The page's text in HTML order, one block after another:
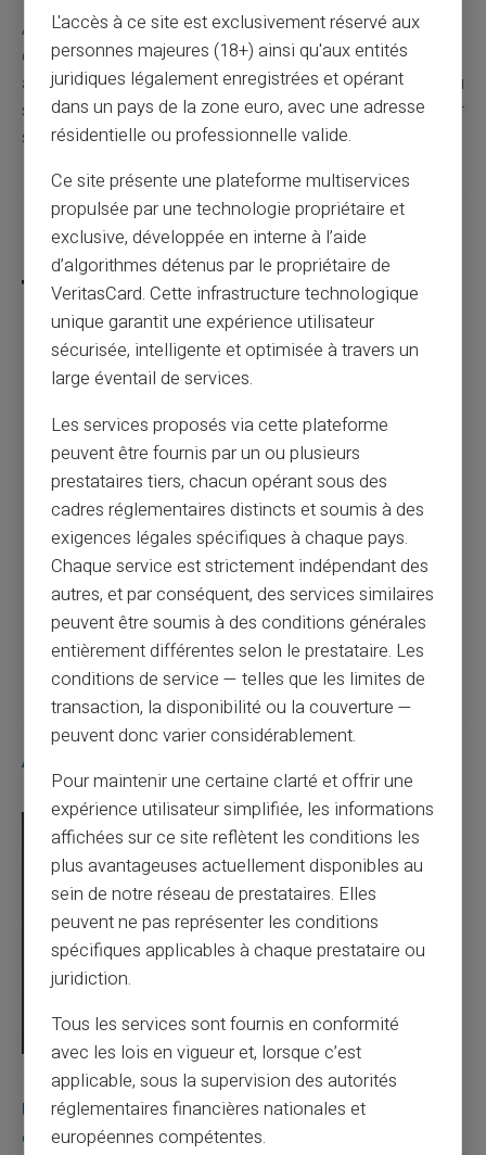
Avoir une carte prépayée comme Veritas représente
donc un choix intelligent pour ceux qui recherchent une
alternative pratique aux circuits bancaires classiques, ou
souhaitant simplement maximiser leur contrôle financier
sans complications ni exigences élevées.
Partager cet article
Guide complet sur la carte prépayée pour
les paiements internationaux
Article précédent
Guide complet pour choisir la meilleure
carte prépayée pour enfants mineurs
Article suivant
Articles similaires
03/08/2026 Veritas Carte prépayée
Une carte bancaire gratuite sans compte, ça
existe ?
L'accès à ce site est exclusivement réservé aux
personnes majeures (18+) ainsi qu'aux entités
juridiques légalement enregistrées et opérant
dans un pays de la zone euro, avec une adresse
résidentielle ou professionnelle valide.
Ce site présente une plateforme multiservices
propulsée par une technologie propriétaire et
exclusive, développée en interne à l’aide
d’algorithmes détenus par le propriétaire de
VeritasCard. Cette infrastructure technologique
unique garantit une expérience utilisateur
sécurisée, intelligente et optimisée à travers un
large éventail de services.
Les services proposés via cette plateforme
peuvent être fournis par un ou plusieurs
prestataires tiers, chacun opérant sous des
cadres réglementaires distincts et soumis à des
exigences légales spécifiques à chaque pays.
Chaque service est strictement indépendant des
autres, et par conséquent, des services similaires
peuvent être soumis à des conditions générales
entièrement différentes selon le prestataire. Les
conditions de service — telles que les limites de
transaction, la disponibilité ou la couverture —
peuvent donc varier considérablement.
Pour maintenir une certaine clarté et offrir une
expérience utilisateur simplifiée, les informations
affichées sur ce site reflètent les conditions les
plus avantageuses actuellement disponibles au
sein de notre réseau de prestataires. Elles
peuvent ne pas représenter les conditions
spécifiques applicables à chaque prestataire ou
juridiction.
Tous les services sont fournis en conformité
avec les lois en vigueur et, lorsque c’est
applicable, sous la supervision des autorités
réglementaires financières nationales et
européennes compétentes.